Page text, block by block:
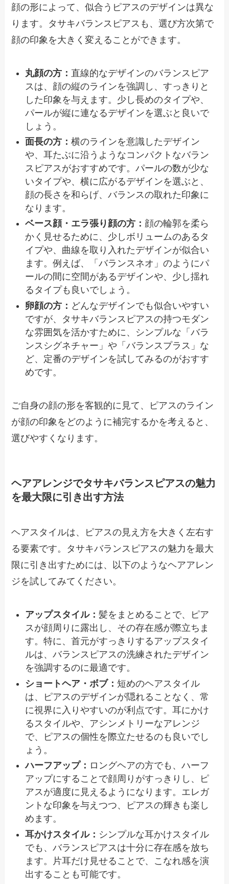
顔の形によって、似合うピアスのデザインは異な
ります。タサキバランスピアスも、選び方次第で
顔の印象を大きく変えることができます。
丸顔の方： 直線的なデザインのバランスピア
スは、顔の縦のラインを強調し、すっきりと
した印象を与えます。少し長めのタイプや、
パールが縦に連なるデザインを選ぶと良いで
しょう。
面長の方：横のラインを意識したデザイン
や、耳たぶに沿うようなコンパクトなバラン
スピアスがおすすめです。パールの数が少な
いタイプや、横に広がるデザインを選ぶと、
顔の長さを和らげ、バランスの取れた印象に
なります。
ベース顔・エラ張り顔の方： 顔の輪郭を柔ら
かく見せるために、少しボリュームのあるタ
イプや、曲線を取り入れたデザインが似合い
ます。例えば、「バランスネオ」のようにパ
ールの間に空間があるデザインや、少し揺れ
るタイプも良いでしょう。
卵顔の方： どんなデザインでも似合いやすい
ですが、タサキバランスピアスの持つモダン
な雰囲気を活かすために、シンプルな「バラ
ンスシグネチャー」や「バランスプラス」な
ど、定番のデザインを試してみるのがおすす
めです。
ご自身の顔の形を客観的に見て、ピアスのライン
が顔の印象をどのように補完するかを考えると、
選びやすくなります。
ヘアアレンジでタサキバランスピアスの魅力
を最大限に引き出す方法
ヘアスタイルは、ピアスの見え方を大きく左右す
る要素です。タサキバランスピアスの魅力を最大
限に引き出すためには、以下のようなヘアアレン
ジを試してみてください。
アップスタイル：髪をまとめることで、ピア
スが顔周りに露出し、その存在感が際立ちま
す。特に、首元がすっきりするアップスタイ
ルは、バランスピアスの洗練されたデザイン
を強調するのに最適です。
ショートヘア・ボブ：短めのヘアスタイル
は、ピアスのデザインが隠れることなく、常
に視界に入りやすいのが利点です。耳にかけ
るスタイルや、アシンメトリーなアレンジ
で、ピアスの個性を際立たせるのも良いでし
ょう。
ハーフアップ： ロングヘアの方でも、ハーフ
アップにすることで顔周りがすっきりし、ピ
アスが適度に見えるようになります。エレガ
ントな印象を与えつつ、ピアスの輝きも楽し
めます。
耳かけスタイル： シンプルな耳かけスタイル
でも、バランスピアスは十分に存在感を放ち
ます。片耳だけ見せることで、こなれ感を演
出することも可能です。